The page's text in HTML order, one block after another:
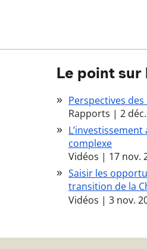
Le point sur
Perspectives
Rapports | 2
complexe
Vidéos | 17 nov.
Saisir les
transition de la
Vidéos | 3 nov.